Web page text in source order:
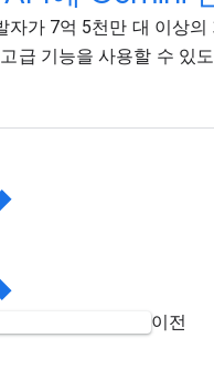
자가 7억 5천만 대 이상
급 기능을 사용할 수 있
이전